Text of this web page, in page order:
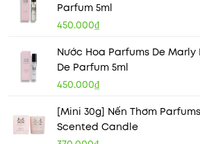
Parfum 5ml
450.000₫
Nước Hoa Parfums De Marly
De Parfum 5ml
450.000₫
[Mini 30g] Nến Thơm
Scented Candle